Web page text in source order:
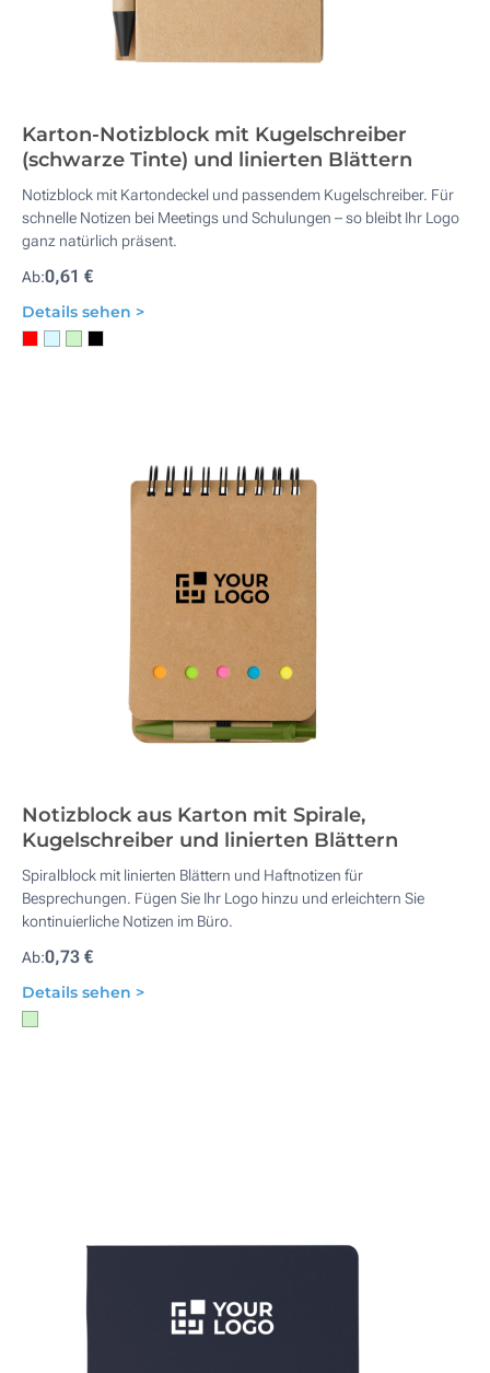
Karton-Notizblock mit Kugelschreiber
(schwarze Tinte) und linierten Blättern
Notizblock mit Kartondeckel und passendem Kugelschreiber. Für
schnelle Notizen bei Meetings und Schulungen – so bleibt Ihr Logo
ganz natürlich präsent.
Ab:0,61 €
Details sehen >
Notizblock aus Karton mit Spirale,
Kugelschreiber und linierten Blättern
Spiralblock mit linierten Blättern und Haftnotizen für
Besprechungen. Fügen Sie Ihr Logo hinzu und erleichtern Sie
kontinuierliche Notizen im Büro.
Ab:0,73 €
Details sehen >